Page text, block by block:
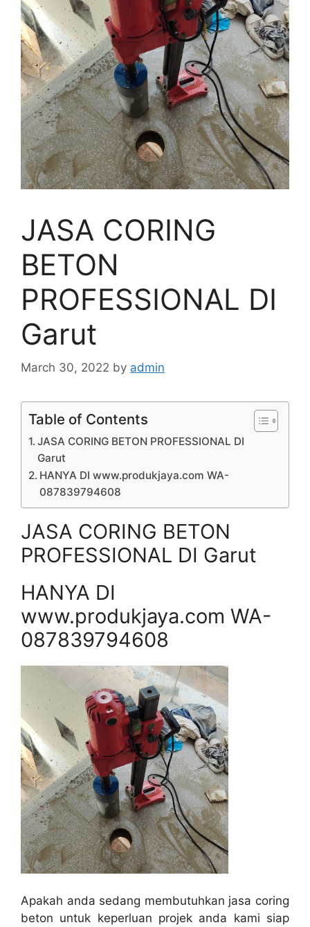
JASA CORING
BETON
PROFESSIONAL DI
Garut
March 30, 2022 by admin
Table of Contents
JASA CORING BETON PROFESSIONAL DI
Garut
HANYA DI www.produkjaya.com WA-
087839794608
JASA CORING BETON
PROFESSIONAL DI Garut
HANYA DI
www.produkjaya.com WA-
087839794608
Apakah anda sedang membutuhkan jasa coring
beton untuk keperluan projek anda kami siap